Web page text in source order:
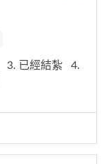
3. 已經結紮
4.